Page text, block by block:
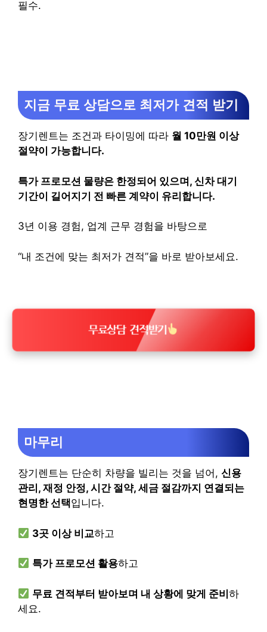
필수.
지금 무료 상담으로 최저가 견적 받기
장기렌트는 조건과 타이밍에 따라 월 10만원 이상
절약이 가능합니다.
특가 프로모션 물량은 한정되어 있으며, 신차 대기
기간이 길어지기 전 빠른 계약이 유리합니다.
3년 이용 경험, 업계 근무 경험을 바탕으로
“내 조건에 맞는 최저가 견적”을 바로 받아보세요.
무료상담 견적받기
마무리
장기렌트는 단순히 차량을 빌리는 것을 넘어, 신용
관리, 재정 안정, 시간 절약, 세금 절감까지 연결되는
현명한 선택입니다.
3곳 이상 비교하고
특가 프로모션 활용하고
무료 견적부터 받아보며 내 상황에 맞게 준비하
세요.